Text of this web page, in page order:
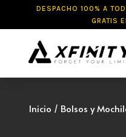
DESPACHO 100% A
GRATIS
Inicio / Bolsos y